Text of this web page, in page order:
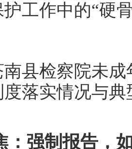
工作中的“硬
县检察院未
落实情况与典
：强制报告，